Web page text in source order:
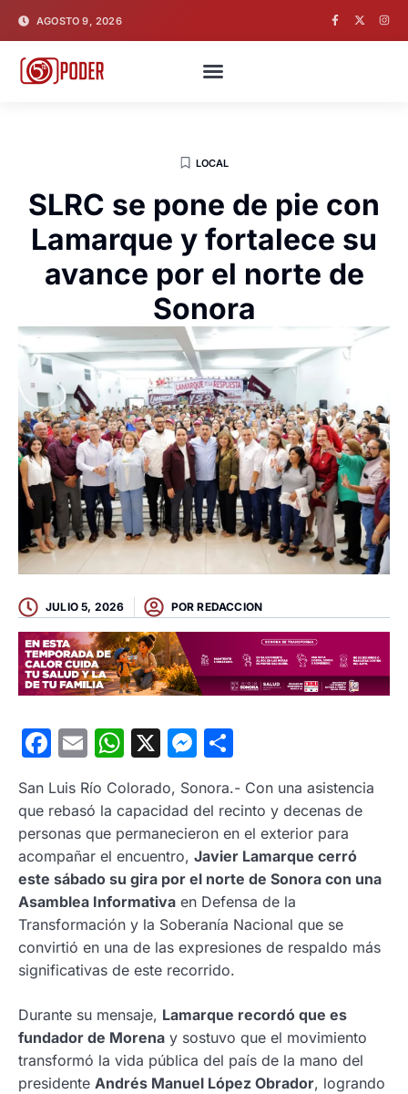
AGOSTO 9, 2026
LOCAL
SLRC se pone de pie con
Lamarque y fortalece su
avance por el norte de
Sonora
JULIO 5, 2026 POR REDACCION
Facebook
EmailWhatsApp
X Messenger
San Luis Río Colorado, Sonora.- Con una asistencia
que rebasó la capacidad del recinto y decenas de
personas que permanecieron en el exterior para
acompañar el encuentro, Javier Lamarque cerró
este sábado su gira por el norte de Sonora con una
Asamblea Informativa en Defensa de la
Transformación y la Soberanía Nacional que se
convirtió en una de las expresiones de respaldo más
significativas de este recorrido.
Durante su mensaje, Lamarque recordó que es
fundador de Morena y sostuvo que el movimiento
transformó la vida pública del país de la mano del
presidente Andrés Manuel López Obrador, logrando